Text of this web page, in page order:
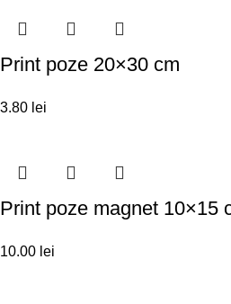
Print poze 20×30 cm
3.80 lei
Print poze magnet 10×15
10.00 lei